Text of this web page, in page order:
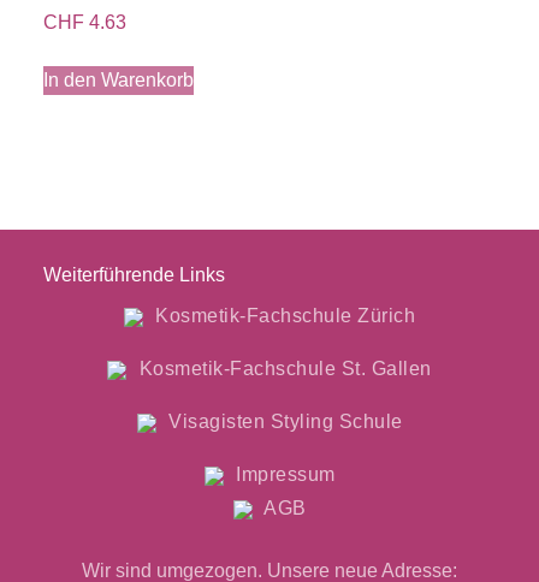
CHF 4.63
In den Warenkorb
Weiterführende Links
Kosmetik-Fachschule Zürich
Kosmetik-Fachschule St. Gallen
Visagisten Styling Schule
Impressum
AGB
Wir sind umgezogen. Unsere neue Adresse: